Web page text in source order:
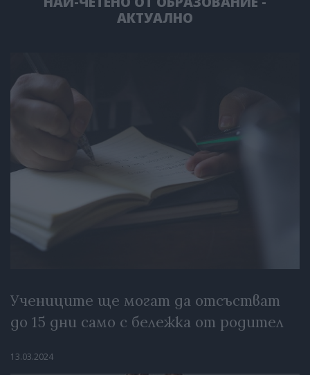
АКТУАЛНО
Учениците ще могат да отсъстват
до 15 дни само с бележка от родител
13.03.2024